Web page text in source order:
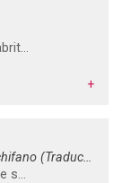
La petite ville de Glastonbury, qui abrite une vieille abbaye où furent inhumés, selon la légende, Arthur et Guenièvre, est construite au pied d'une étrange colline, le Tor, siège de l'immémorial pouvoir des druides et objet de cultes ésotériques.Un soir, alors qu'il est en train de travailler, Jack Montfort, un jeune veuf, constate que sa main a tracé, contre sa volonté, des bribes de phrases en latin, dans une écriture qui n'est pas la sienne. Qui lui envoie de tels messages, et pourquoi? Bientôt, des meurtres vont être commis.L'atmosphère de la cité devient de plus en plus lourde.Affolé, Jack appelle à l'aide son cousin Duncan Kincaid, commissaire à Scotland Yard, bien connu des lecteurs de Deborah Crombie. Accompagné de sa fidèle Gemma James, il va tenter d'élucider cette affaire. Une palpitante enquête, entre liturgieet magie.
+
Umberto Eco (Auteur) Jean-Noël Schifano (Traduction)
Après tout, un inquisiteur, c'est une sorte d'enquêteur, en plus dangereux peut-être, et lorsque Guillaume de Baskerville, accompagné de son secrétaire, arrive un jour de l'an de grâce 1327 dans une abbaye perdue entre Provence et Ligurie, c'est tout naturellement que le père abbé lui demande de découvrir comment un de ses moines s'est retrouvé disloqué au pied d'une muraille. Un moine en principe, cela ne se suicide pas, mais cela n'assassine pas non plus. Alors que s'est-il passé ? Il faut dire qu'ici on n'a pas affaire à des moines très catholiques. Le premier roman d'Umberto Eco a véritablement révolutionné le genre du policier historique, soumettant avec humour les nécessités de l'intrigue à un jeu de devinettes d'une érudition éblouissante. Prix Médicis étranger en 1982.